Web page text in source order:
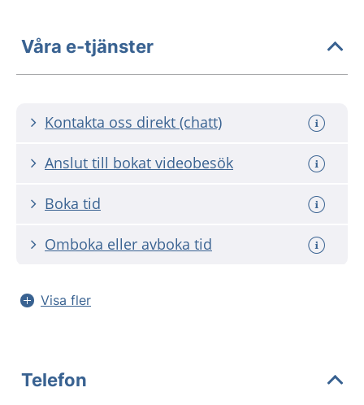
Våra e-tjänster
Kontakta oss direkt (chatt)
Anslut till bokat videobesök
Boka tid
Omboka eller avboka tid
Visa fler
Telefon